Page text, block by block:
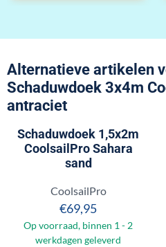
Alternatieve artikelen
Schaduwdoek 3x4m
antraciet
Schaduwdoek 1,5x2m
CoolsailPro Sahara
sand
Merk:
CoolsailPro
Prijs: 69,95
€69,95
Op voorraad, binnen 1 - 2
werkdagen geleverd